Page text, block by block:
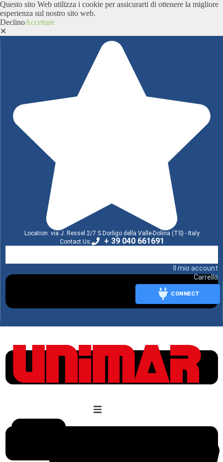
Questo sito Web utilizza i cookie per assicurarti di ottenere la migliore
esperienza sul nostro sito web.
DeclinoAccettare
✕
Location: via J. Ressel 2/7 S.Dorligo della Valle-Dolina (TS) - Italy
Contact Us:
+ 39 040 661691
Il mio account
Carrello
CONNECT